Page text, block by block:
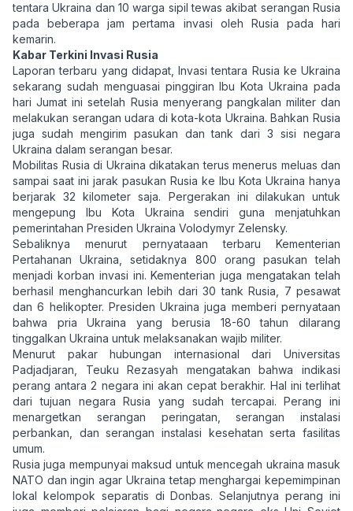
tentara Ukraina dan 10 warga sipil tewas akibat serangan Rusia
pada beberapa jam pertama invasi oleh Rusia pada hari
kemarin.
Kabar Terkini Invasi Rusia
Laporan terbaru yang didapat, Invasi tentara Rusia ke Ukraina
sekarang sudah menguasai pinggiran Ibu Kota Ukraina pada
hari Jumat ini setelah Rusia menyerang pangkalan militer dan
melakukan serangan udara di kota-kota Ukraina. Bahkan Rusia
juga sudah mengirim pasukan dan tank dari 3 sisi negara
Ukraina dalam serangan besar.
Mobilitas Rusia di Ukraina dikatakan terus menerus meluas dan
sampai saat ini jarak pasukan Rusia ke Ibu Kota Ukraina hanya
berjarak 32 kilometer saja. Pergerakan ini dilakukan untuk
mengepung Ibu Kota Ukraina sendiri guna menjatuhkan
pemerintahan Presiden Ukraina Volodymyr Zelensky.
Sebaliknya menurut pernyataaan terbaru Kementerian
Pertahanan Ukraina, setidaknya 800 orang pasukan telah
menjadi korban invasi ini. Kementerian juga mengatakan telah
berhasil menghancurkan lebih dari 30 tank Rusia, 7 pesawat
dan 6 helikopter. Presiden Ukraina juga memberi pernyataan
bahwa pria Ukraina yang berusia 18-60 tahun dilarang
tinggalkan Ukraina untuk melaksanakan wajib militer.
Menurut pakar hubungan internasional dari Universitas
Padjadjaran, Teuku Rezasyah mengatakan bahwa indikasi
perang antara 2 negara ini akan cepat berakhir. Hal ini terlihat
dari tujuan negara Rusia yang sudah tercapai. Perang ini
menargetkan serangan peringatan, serangan instalasi
perbankan, dan serangan instalasi kesehatan serta fasilitas
umum.
Rusia juga mempunyai maksud untuk mencegah ukraina masuk
NATO dan ingin agar Ukraina tetap menghargai kepemimpinan
lokal kelompok separatis di Donbas. Selanjutnya perang ini